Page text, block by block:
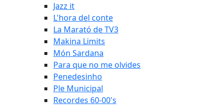
Jazz it
L'hora del conte
La Marató de TV3
Makina Limits
Món Sardana
Para que no me olvides
Penedesinho
Ple Municipal
Recordes 60-00's